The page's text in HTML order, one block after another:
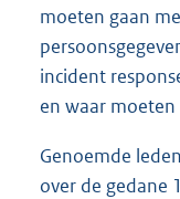
moeten gaan
incident
en waar
Genoemde
over de gedane